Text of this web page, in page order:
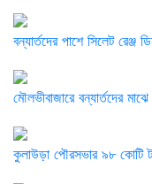
বন্যার্তদের পাশে সিলেট রেঞ্জ
মৌলভীবাজারে বন্যার্তদের
কুলাউড়া পৌরসভার ৯৮ কোটি